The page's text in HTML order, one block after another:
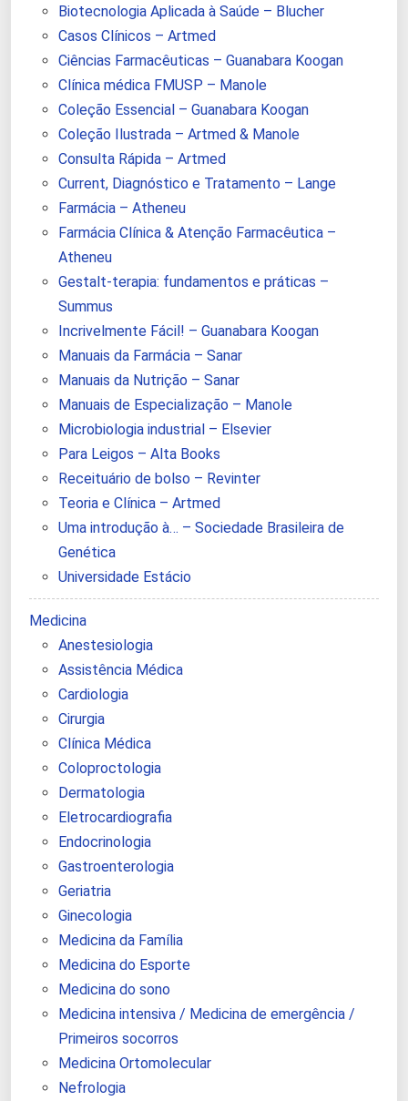
Biotecnologia Aplicada à Saúde – Blucher
Casos Clínicos – Artmed
Ciências Farmacêuticas – Guanabara Koogan
Clínica médica FMUSP – Manole
Coleção Essencial – Guanabara Koogan
Coleção Ilustrada – Artmed & Manole
Consulta Rápida – Artmed
Current, Diagnóstico e Tratamento – Lange
Farmácia – Atheneu
Farmácia Clínica & Atenção Farmacêutica –
Atheneu
Gestalt-terapia: fundamentos e práticas –
Summus
Incrivelmente Fácil! – Guanabara Koogan
Manuais da Farmácia – Sanar
Manuais da Nutrição – Sanar
Manuais de Especialização – Manole
Microbiologia industrial – Elsevier
Para Leigos – Alta Books
Receituário de bolso – Revinter
Teoria e Clínica – Artmed
Uma introdução à… – Sociedade Brasileira de
Genética
Universidade Estácio
Medicina
Anestesiologia
Assistência Médica
Cardiologia
Cirurgia
Clínica Médica
Coloproctologia
Dermatologia
Eletrocardiografia
Endocrinologia
Gastroenterologia
Geriatria
Ginecologia
Medicina da Família
Medicina do Esporte
Medicina do sono
Medicina intensiva / Medicina de emergência /
Primeiros socorros
Medicina Ortomolecular
Nefrologia